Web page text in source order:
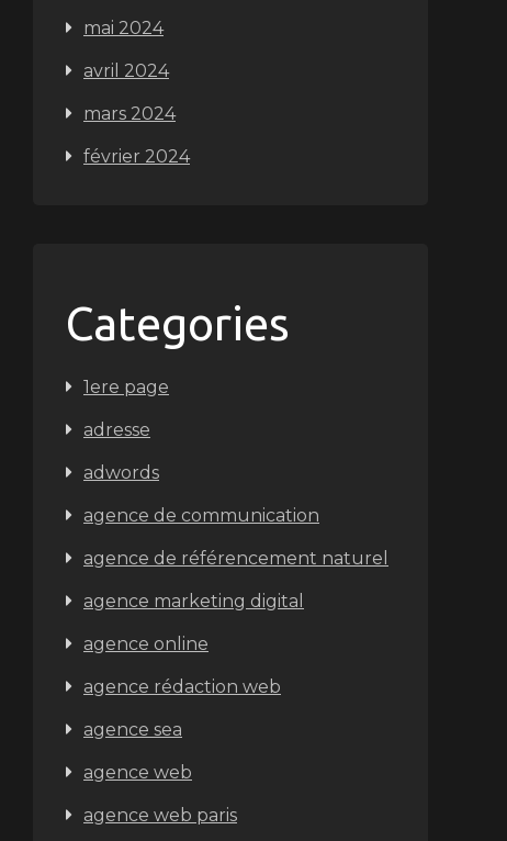
mai 2024
avril 2024
mars 2024
février 2024
Categories
1ere page
adresse
adwords
agence de communication
agence de référencement naturel
agence marketing digital
agence online
agence rédaction web
agence sea
agence web
agence web paris